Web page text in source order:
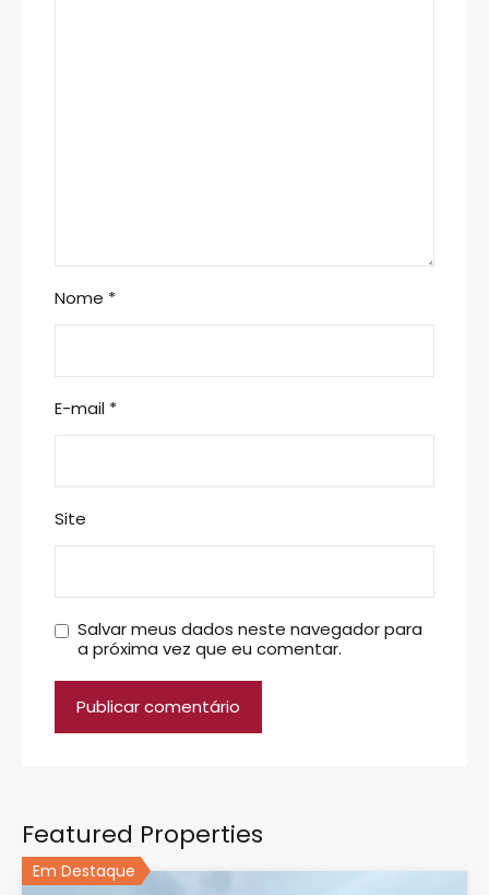
Nome *
E-mail *
Site
Salvar meus dados neste navegador para
a próxima vez que eu comentar.
Featured Properties
Em Destaque